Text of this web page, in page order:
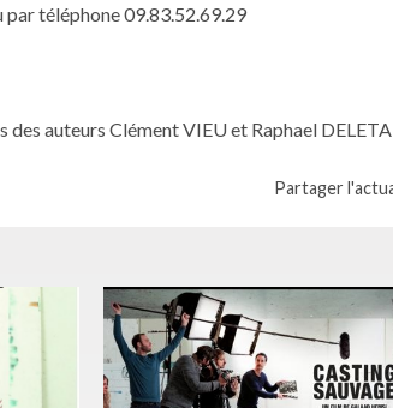
téléphone 09.83.52.69.29
auteurs Clément VIEU et Raphael
Partager